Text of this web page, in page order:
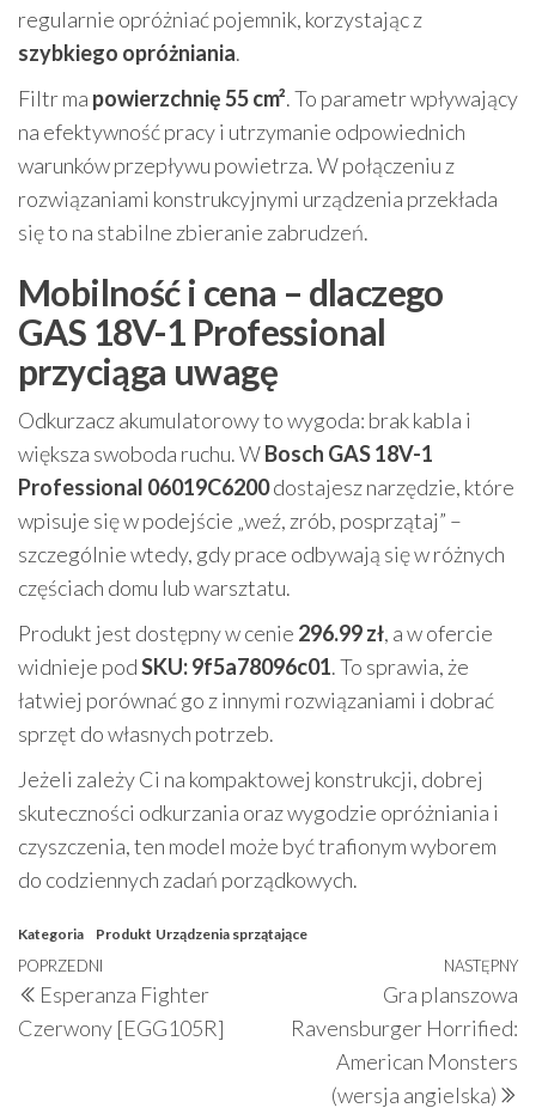
regularnie opróżniać pojemnik, korzystając z
szybkiego opróżniania.
Filtr ma powierzchnię 55 cm². To parametr wpływający
na efektywność pracy i utrzymanie odpowiednich
warunków przepływu powietrza. W połączeniu z
rozwiązaniami konstrukcyjnymi urządzenia przekłada
się to na stabilne zbieranie zabrudzeń.
Mobilność i cena – dlaczego
GAS 18V-1 Professional
przyciąga uwagę
Odkurzacz akumulatorowy to wygoda: brak kabla i
większa swoboda ruchu. WBosch GAS 18V-1
Professional 06019C6200dostajesz narzędzie, które
wpisuje się w podejście „weź, zrób, posprzątaj” –
szczególnie wtedy, gdy prace odbywają się w różnych
częściach domu lub warsztatu.
Produkt jest dostępny w cenie 296.99 zł, a w ofercie
widnieje podSKU: 9f5a78096c01. To sprawia, że
łatwiej porównać go z innymi rozwiązaniami i dobrać
sprzęt do własnych potrzeb.
Jeżeli zależy Ci na kompaktowej konstrukcji, dobrej
skuteczności odkurzania oraz wygodzie opróżniania i
czyszczenia, ten model może być trafionym wyborem
do codziennych zadań porządkowych.
Kategoria Produkt Urządzenia sprzątające
Nawigacja
wpisu
Poprzedni
wpis
POPRZEDNI
Esperanza Fighter
Czerwony [EGG105R]
NASTĘPNY
Gra planszowa
Ravensburger Horrified:
American Monsters
(wersja angielska)